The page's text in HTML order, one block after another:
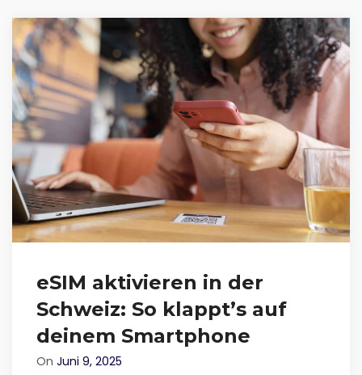
eSIM aktivieren in der
Schweiz: So klappt’s auf
deinem Smartphone
On Juni 9, 2025